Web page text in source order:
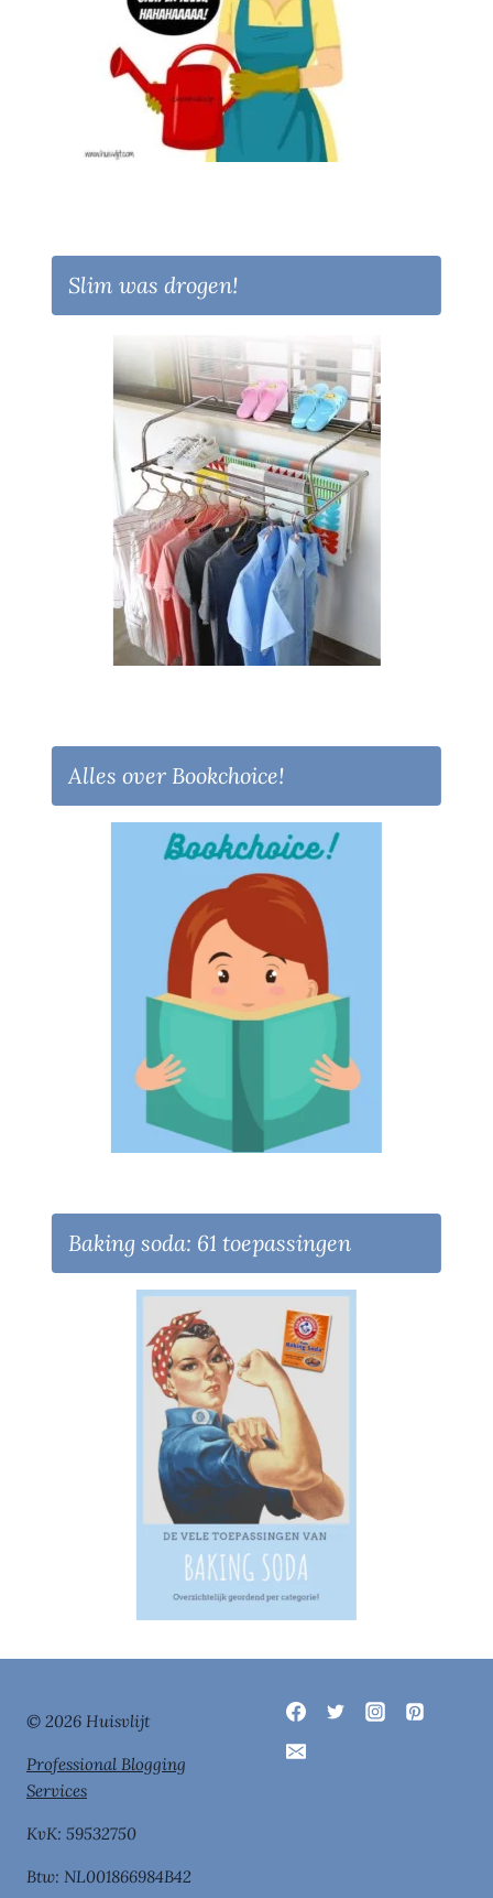
Slim was drogen!
Alles over Bookchoice!
Baking soda: 61 toepassingen
© 2026 Huisvlijt
Professional Blogging
Services
KvK: 59532750
Btw: NL001866984B42